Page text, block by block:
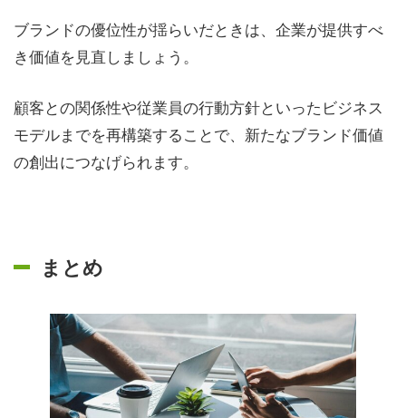
ブランドの優位性が揺らいだときは、企業が提供すべ
き価値を見直しましょう。
顧客との関係性や従業員の行動方針といったビジネス
モデルまでを再構築することで、新たなブランド価値
の創出につなげられます。
まとめ